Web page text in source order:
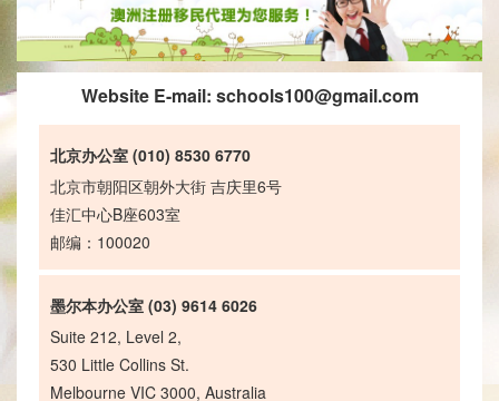
Website E-mail: schools100@gmail.com
北京办公室 (010) 8530 6770
北京市朝阳区朝外大街 吉庆里6号
佳汇中心B座603室
邮编：100020
墨尔本办公室 (03) 9614 6026
Suite 212, Level 2,
530 Little Collins St.
Melbourne VIC 3000, Australia